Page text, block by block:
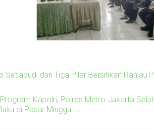
Setiabudi dan Tiga Pilar Bersihkan Ranjau
Kapolri, Polres Metro Jakarta
di Pasar Minggu →